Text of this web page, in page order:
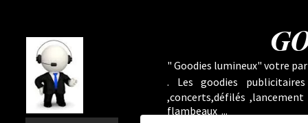
" Goodies lumineux" votre
. Les goodies
,concerts,défilés
flambeaux ...